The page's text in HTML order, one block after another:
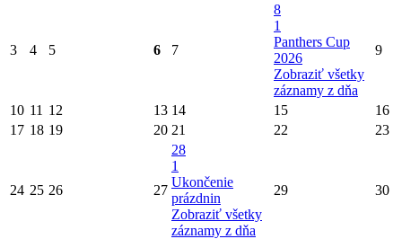
3 4 5 6 7
8
1
Panthers Cup
2026
Zobraziť všetky
záznamy z dňa
9
10 11 12 13 14 15
16
17 18 19 20 21 22 23
24 25 26 27
28
1
Ukončenie
prázdnin
Zobraziť všetky
záznamy z dňa
29 30